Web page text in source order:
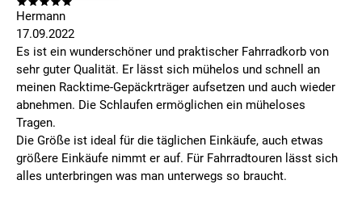
Hermann
17.09.2022
Es ist ein wunderschöner und praktischer Fahrradkorb von
sehr guter Qualität. Er lässt sich mühelos und schnell an
meinen Racktime-Gepäckrträger aufsetzen und auch wieder
abnehmen. Die Schlaufen ermöglichen ein müheloses
Tragen.
Die Größe ist ideal für die täglichen Einkäufe, auch etwas
größere Einkäufe nimmt er auf. Für Fahrradtouren lässt sich
alles unterbringen was man unterwegs so braucht.